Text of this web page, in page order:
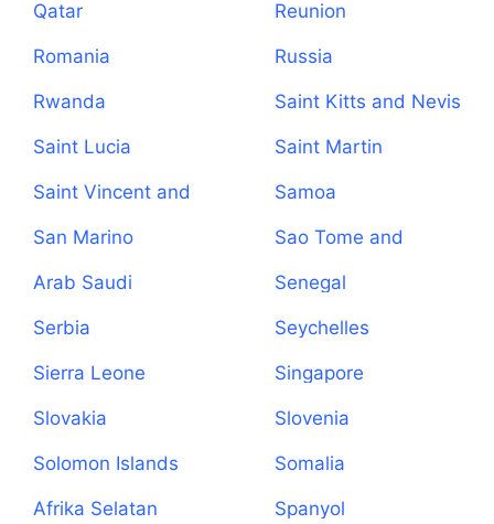
Qatar Reunion
Romania Russia
Rwanda Saint Kitts and Nevis
Saint Lucia Saint Martin
Saint Vincent and
Samoa
San Marino
Sao Tome and
Arab Saudi Senegal
Serbia Seychelles
Sierra Leone Singapore
Slovakia Slovenia
Solomon Islands Somalia
Afrika Selatan Spanyol